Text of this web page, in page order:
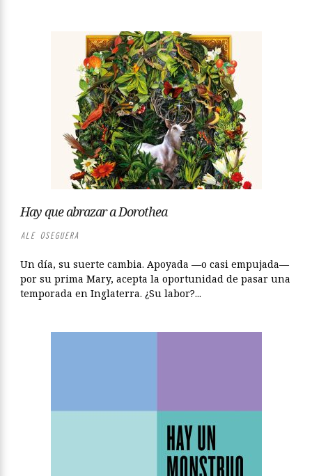
Hay que abrazar a Dorothea
ALE OSEGUERA
Un día, su suerte cambia. Apoyada —o casi empujada—
por su prima Mary, acepta la oportunidad de pasar una
temporada en Inglaterra. ¿Su labor?...